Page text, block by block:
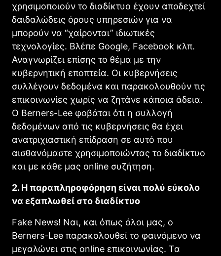
χρησιμοποιούν το διαδίκτυο έχουν αποδεχτεί
δαιδαλώδεις όρους υπηρεσιών για να
μπορούν να “χαίρονται” ιδιωτικές
τεχνολογίες. Βλέπε Google, Facebook κλπ.
Αναγνωρίζει επίσης το θέμα με την
κυβερνητική εποπτεία. Οι κυβερνήσεις
συλλέγουν δεδομένα και παρακολουθούν τις
επικοινωνίες χωρίς να ζητάνε κάποια άδεια.
Ο Berners-Lee φοβάται ότι η συλλογή
δεδομένων από τις κυβερνήσεις θα έχει
ανατριχιαστική επίδραση σε αυτό που
αισθανόμαστε χρησιμοποιώντας το διαδίκτυο
και με κάθε μας online συζήτηση.
2. Η παραπληροφόρηση είναι πολύ εύκολο
να εξαπλωθεί στο διαδίκτυο
Fake News! Ναι, και όπως όλοι μας, ο
Berners-Lee παρακολουθεί το φαινόμενο να
μεγαλώνει στις online επικοινωνίας. Τα